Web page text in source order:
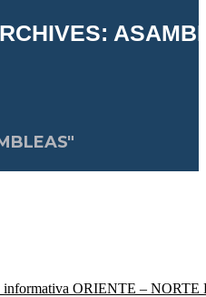
informativa ORIENTE –